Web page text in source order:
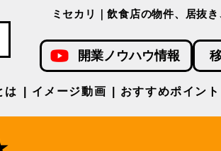
ミセカリ｜飲食店の物件、居抜
開業ノウハウ情報
は イメージ動画 おすすめポイント